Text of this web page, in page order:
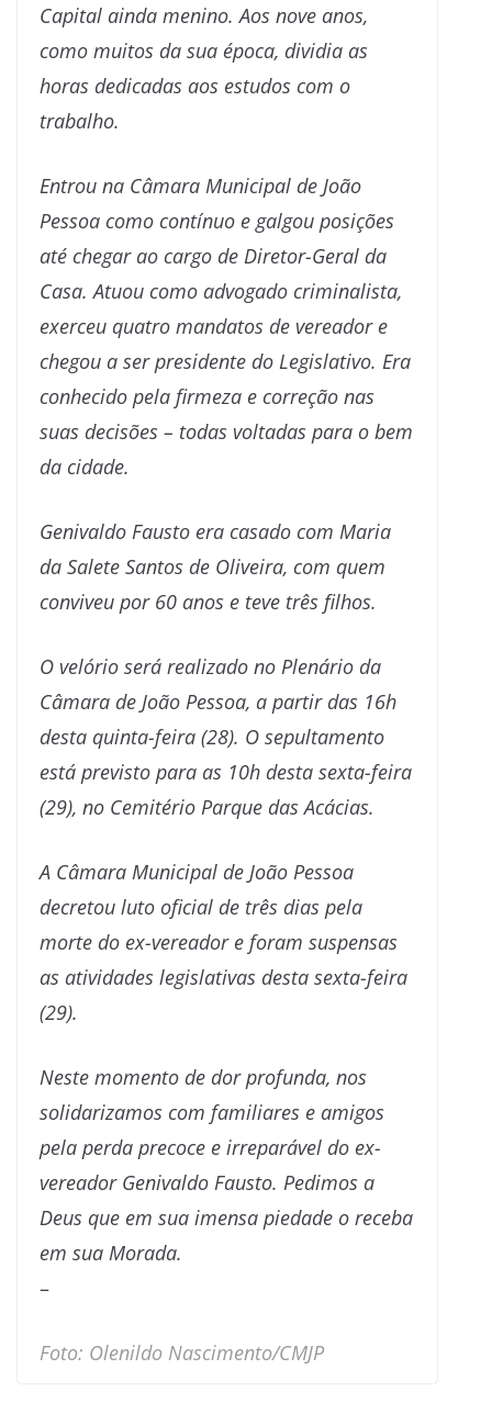
Capital ainda menino. Aos nove anos,
como muitos da sua época, dividia as
horas dedicadas aos estudos com o
trabalho.
Entrou na Câmara Municipal de João
Pessoa como contínuo e galgou posições
até chegar ao cargo de Diretor-Geral da
Casa. Atuou como advogado criminalista,
exerceu quatro mandatos de vereador e
chegou a ser presidente do Legislativo. Era
conhecido pela firmeza e correção nas
suas decisões – todas voltadas para o bem
da cidade.
Genivaldo Fausto era casado com Maria
da Salete Santos de Oliveira, com quem
conviveu por 60 anos e teve três filhos.
O velório será realizado no Plenário da
Câmara de João Pessoa, a partir das 16h
desta quinta-feira (28). O sepultamento
está previsto para as 10h desta sexta-feira
(29), no Cemitério Parque das Acácias.
A Câmara Municipal de João Pessoa
decretou luto oficial de três dias pela
morte do ex-vereador e foram suspensas
as atividades legislativas desta sexta-feira
(29).
Neste momento de dor profunda, nos
solidarizamos com familiares e amigos
pela perda precoce e irreparável do ex-
vereador Genivaldo Fausto. Pedimos a
Deus que em sua imensa piedade o receba
em sua Morada.
–
Foto: Olenildo Nascimento/CMJP